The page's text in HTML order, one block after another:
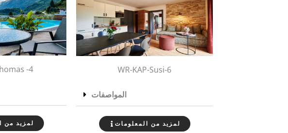
-4
لمزيد من
WR-KAP-Susi-6
المواصفات
لمزيد من المعلومات